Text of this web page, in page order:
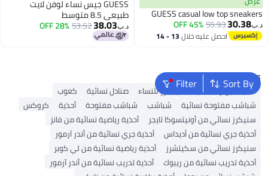
GUESS casual low top sneakers
د.ب‏30.38
55.93
45% OFF
احصل عليه خلال 13 - 14
GUESS جيس نساء لوفن لايت
طبيعي 8.5 متوسط
د.ب‏38.03
53.52
28% OFF
Sort By
FilterPopular Searches
أحذية ميولز أحذية سكيتشرز للنساء صنادل نسائية
كعوب
شباشب مفتوحة نسائية
شباشب شباشب مفتوحة أحذية
كروكس
سنيكرز نسائي من أونيتسوكا تايجر
أحذية رياضية نسائية من فانز
أحذية جري نسائية من أديداس
أحذية جري نسائية من أندر آرمور
سنيكرز نسائي من سكيتشرز
أحذية رياضية نسائية من لي كوبر
أحذية تدريب نسائية من ريبوك
أحذية تدريب نسائية من أندر آرمور